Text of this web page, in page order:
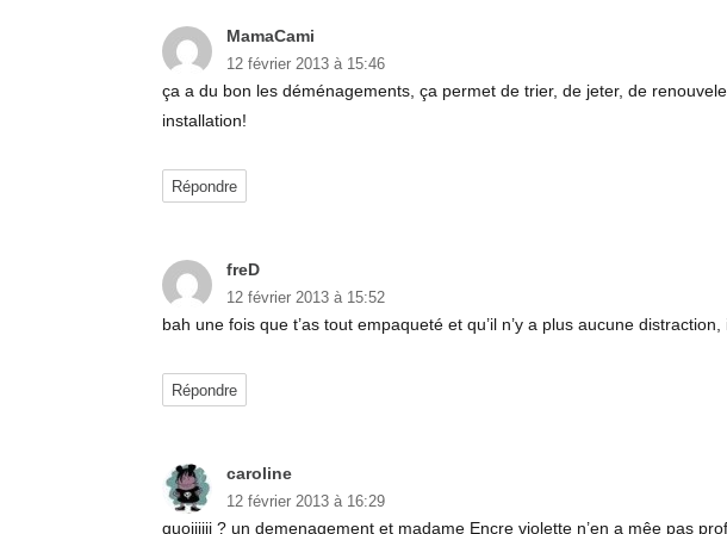
MamaCami
12 février 2013 à 15:46
ça a du bon les déménagements, ça permet de trier, de jeter, de
installation!
Répondre
freD
12 février 2013 à 15:52
bah une fois que t’as tout empaqueté et qu’il n’y a plus aucune
Répondre
caroline
12 février 2013 à 16:29
quoiiiiii ? un demenagement et madame Encre violette n’en a mêe pas